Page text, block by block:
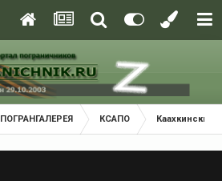
ПОГРАНГАЛЕРЕЯ КСАПО Каахкинский